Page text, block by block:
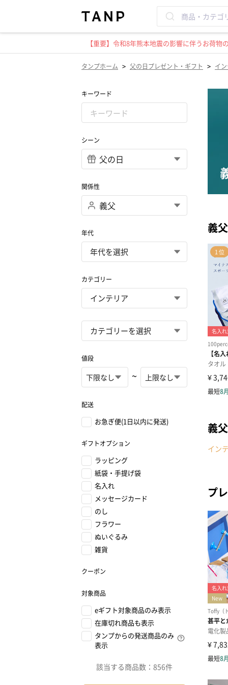
【重要】令和8年熊本地震の影響に伴うお荷
タンプホーム > 父の日プレゼント・ギフト > イ
キーワード
シーン
関係性
年代
カテゴリー
値段
~
配送
お急ぎ便(1日以内に発送)
ギフトオプション
ラッピング
紙袋・手提げ袋
名入れ
メッセージカード
のし
フラワー
ぬいぐるみ
雑貨
クーポン
対象商品
eギフト対象商品のみ表示
在庫切れ商品も表示
タンプからの発送商品のみ
表示
該当する商品数： 856件
義
義
イン
プ